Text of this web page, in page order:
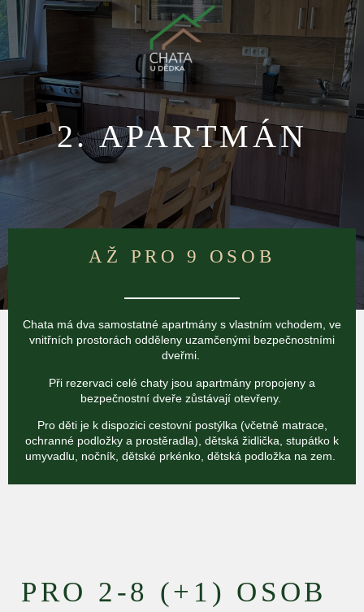
2. APARTMÁN
AŽ PRO 9 OSOB
Chata má dva samostatné apartmány s vlastním vchodem, ve
vnitřních prostorách odděleny uzamčenými bezpečnostními
dveřmi.
Při rezervaci celé chaty jsou apartmány propojeny a
bezpečnostní dveře zůstávají otevřeny.
Pro děti je k dispozici cestovní postýlka (včetně matrace,
ochranné podložky a prostěradla), dětská židlička, stupátko k
umyvadlu, nočník, dětské prkénko, dětská podložka na zem.
PRO 2-8 (+1) OSOB